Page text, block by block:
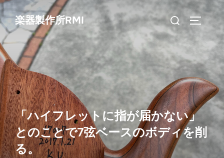
コ
ン
テ
ン
ツ
へ
ス
キ
ッ
プ
楽器製作所RMI
検
索
対
象:
サイド
「ハイフレットに指が届かない」
とのことで7弦ベースのボディを削
る。